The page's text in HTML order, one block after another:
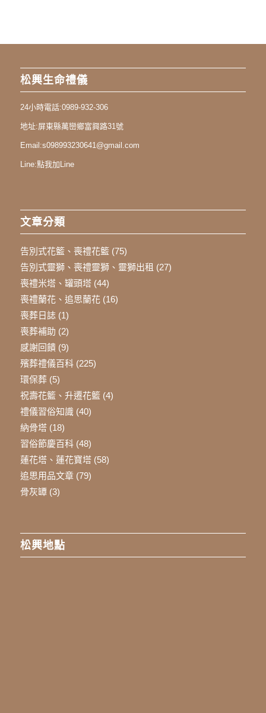
松興生命禮儀
24小時電話:0989-932-306
地址:屏東縣萬巒鄉富興路31號
Email:s098993230641@gmail.com
Line:點我加Line
文章分類
告別式花籃、喪禮花籃(75)
告別式靈獅、喪禮靈獅、靈獅出租 (27)
喪禮米塔、罐頭塔(44)
喪禮蘭花、追思蘭花(16)
喪葬日誌(1)
喪葬補助 (2)
感謝回饋(9)
殯葬禮儀百科(225)
環保葬(5)
祝壽花籃、升遷花籃(4)
禮儀習俗知識(40)
納骨塔(18)
習俗節慶百科(48)
蓮花塔、蓮花寶塔(58)
追思用品文章(79)
骨灰罈(3)
松興地點